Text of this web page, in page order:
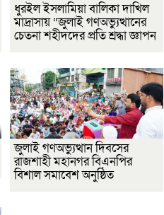
ধুরইল ইসলামিয়া বালিকা দাখিল
মাদ্রাসায় “জুলাই গণঅভ্যুত্থানের
চেতনা শহীদদের প্রতি শ্রদ্ধা জ্ঞাপন
জুলাই গণঅভ্যুত্থান দিবসের
রাজশাহী মহানগর বিএনপির
বিশাল সমাবেশ অনুষ্ঠিত